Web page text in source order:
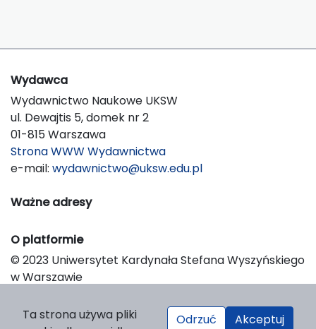
Wydawca
Wydawnictwo Naukowe UKSW
ul. Dewajtis 5, domek nr 2
01-815 Warszawa
Strona WWW Wydawnictwa
e-mail: wydawnictwo@uksw.edu.pl
Ważne adresy
O platformie
© 2023 Uniwersytet Kardynała Stefana Wyszyńskiego
w Warszawie
Platform & Workflow by OJS/PKP
Ta strona używa pliki
Odrzuć Akceptuj